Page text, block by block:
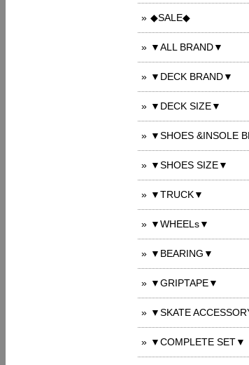
◆SALE◆
▼ALL BRAND▼
▼DECK BRAND▼
▼DECK SIZE▼
▼SHOES &INSOLE
▼SHOES SIZE▼
▼TRUCK▼
▼WHEELs▼
▼BEARING▼
▼GRIPTAPE▼
▼SKATE
▼COMPLETE SET▼